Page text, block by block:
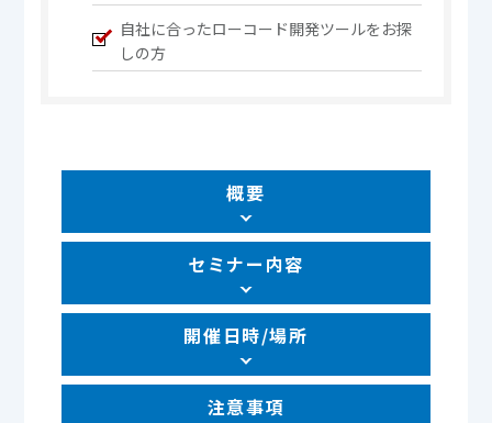
自社に合ったローコード開発ツールをお探
しの方
概要
セミナー内容
開催日時/場所
注意事項